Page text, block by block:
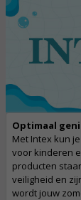
Optimaal
Met Intex kun
voor kinderen
producten
veiligheid en
wordt jouw